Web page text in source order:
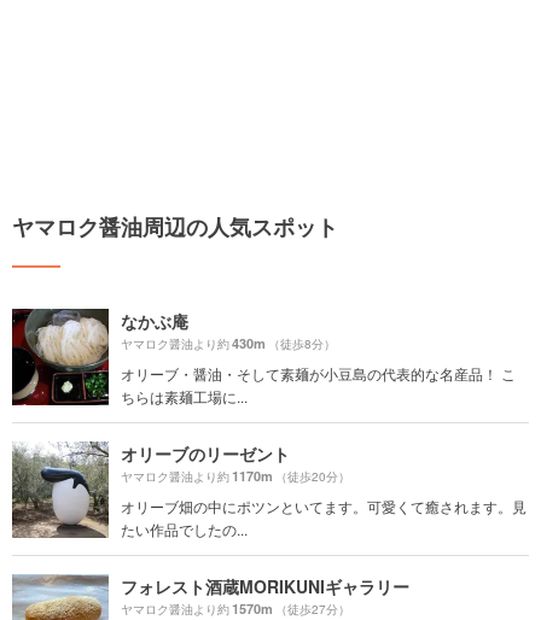
ヤマロク醤油周辺の人気スポット
なかぶ庵
ヤマロク醤油より約430m （徒歩8分）
オリーブ・醤油・そして素麺が小豆島の代表的な名産品！ こ
ちらは素麺工場に...
オリーブのリーゼント
ヤマロク醤油より約1170m （徒歩20分）
オリーブ畑の中にポツンといてます。可愛くて癒されます。見
たい作品でしたの...
フォレスト酒蔵MORIKUNIギャラリー
ヤマロク醤油より約1570m （徒歩27分）